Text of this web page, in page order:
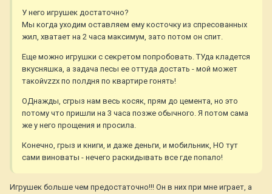
У него игрушек достаточно?
Мы когда уходим оставляем ему косточку из спресованных
жил, хватает на 2 часа максимум, зато потом он спит.
Еще можно игрушки с секретом попробовать. ТУда кладется
вкусняшка, а задача песы ее оттуда достать - мой может
такойvzzx по полдня по квартире гонять!
ОДнажды, сгрыз нам весь косяк, прям до цемента, но это
потому что пришли на 3 часа позже обычного. Я потом сама
же у него прощения и просила.
Конечно, грыз и книги, и даже деньги, и мобильник, НО тут
сами виноваты - нечего раскидывать все где попало!
Игрушек больше чем предостаточно!!! Он в них при мне играет, а